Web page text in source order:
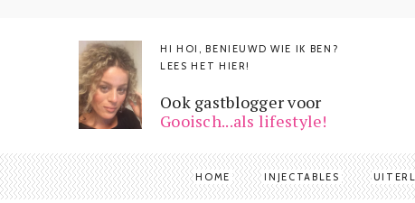
HI HOI, BENIEUWD WIE IK BEN?
LEES HET HIER!
Ook gastblogger voor
Gooisch...als lifestyle!
HOME INJECTABLES